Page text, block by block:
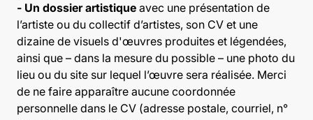
- Un dossier artistique avec une présentation de
l’artiste ou du collectif d’artistes, son CV et une
dizaine de visuels d'œuvres produites et légendées,
ainsi que – dans la mesure du possible – une photo du
lieu ou du site sur lequel l’œuvre sera réalisée. Merci
de ne faire apparaître aucune coordonnée
personnelle dans le CV (adresse postale, courriel, n°